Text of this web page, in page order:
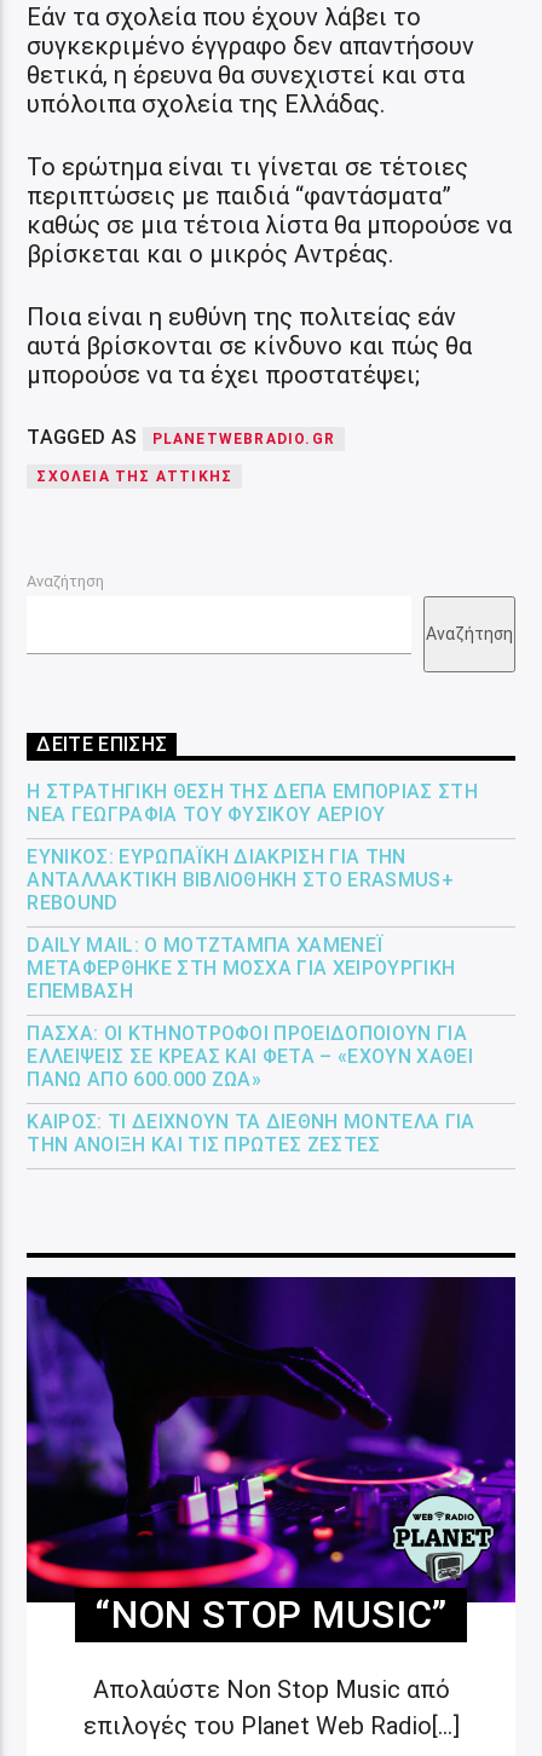
Εάν τα σχολεία που έχουν λάβει το
συγκεκριμένο έγγραφο δεν απαντήσουν
θετικά, η έρευνα θα συνεχιστεί και στα
υπόλοιπα σχολεία της Ελλάδας.
Το ερώτημα είναι τι γίνεται σε τέτοιες
περιπτώσεις με παιδιά “φαντάσματα”
καθώς σε μια τέτοια λίστα θα μπορούσε να
βρίσκεται και ο μικρός Αντρέας.
Ποια είναι η ευθύνη της πολιτείας εάν
αυτά βρίσκονται σε κίνδυνο και πώς θα
μπορούσε να τα έχει προστατέψει;
TAGGED AS PLANETWEBRADIO.GR
ΣΧΟΛΕΊΑ ΤΗΣ ΑΤΤΙΚΉΣ
Αναζήτηση
Αναζήτηση
ΔΕΙΤΕ ΕΠΙΣΗΣ
Η ΣΤΡΑΤΗΓΙΚΉ ΘΈΣΗ ΤΗΣ ΔΕΠΑ ΕΜΠΟΡΊΑΣ ΣΤΗ
ΝΈΑ ΓΕΩΓΡΑΦΊΑ ΤΟΥ ΦΥΣΙΚΟΎ ΑΕΡΊΟΥ
ΕΎΝΙΚΟΣ: ΕΥΡΩΠΑΪΚΉ ΔΙΆΚΡΙΣΗ ΓΙΑ ΤΗΝ
ΑΝΤΑΛΛΑΚΤΙΚΉ ΒΙΒΛΙΟΘΉΚΗ ΣΤΟ ERASMUS+
REBOUND
DAILY MAIL: Ο ΜΟΤΖΤΆΜΠΑ ΧΑΜΕΝΕΪ́
ΜΕΤΑΦΈΡΘΗΚΕ ΣΤΗ ΜΌΣΧΑ ΓΙΑ ΧΕΙΡΟΥΡΓΙΚΉ
ΕΠΈΜΒΑΣΗ
ΠΆΣΧΑ: ΟΙ ΚΤΗΝΟΤΡΌΦΟΙ ΠΡΟΕΙΔΟΠΟΙΟΎΝ ΓΙΑ
ΕΛΛΕΊΨΕΙΣ ΣΕ ΚΡΈΑΣ ΚΑΙ ΦΈΤΑ – «ΈΧΟΥΝ ΧΑΘΕΊ
ΠΆΝΩ ΑΠΌ 600.000 ΖΏΑ»
ΚΑΙΡΌΣ: ΤΙ ΔΕΊΧΝΟΥΝ ΤΑ ΔΙΕΘΝΉ ΜΟΝΤΈΛΑ ΓΙΑ
ΤΗΝ ΆΝΟΙΞΗ ΚΑΙ ΤΙΣ ΠΡΏΤΕΣ ΖΈΣΤΕΣ
“NON STOP MUSIC”
Απολαύστε Non Stop Music από
επιλογές του Planet Web Radio[...]